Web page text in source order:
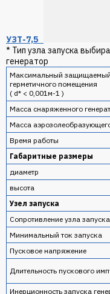
УЗТ-7,5
* Тип узла запуска
генератор
Максимальный
герметичного помещения
( d* < 0,001м-1 )
Масса снаряженного
Масса
Время работы
Габаритные размеры
диаметр
высота
Узел запуска
Сопротивление узла запуска
Минимальный ток запуска
Пусковое напряжение
Длительность пускового
Инерционность запуска